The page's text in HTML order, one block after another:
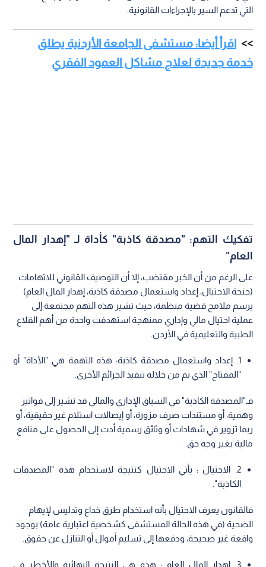
التي تدعم السير بالإجراءات القانونية.
اقرأ أيضا: مستشفى الجامعة الأردنية يطلق
خدمة جديدة لعلاج مشاكل العمود الفقري
تفكيك التهم: "مصدقة كاذبة" كأداة لـ "إهدار المال
العام"
على الرغم من أن الخبر مقتضب، إلا أن التوصيف القانوني للاتهامات
(جنحة الاحتيال، إعداد واستعمال مصدقة كاذبة، إهدار المال العام)
يرسم ملامح قضية منظمة، حيث تشير هذه التهم مجتمعة إلى
عملية احتيال مالي وإداري ممنهجة استهدفت واحدة من أهم القلاع
الطبية والتعليمية في الأردن.
1. إعداد واستعمال مصدقة كاذبة: هذه التهمة هي "الأداة" أو
"المفتاح" الذي تم من خلاله تنفيذ الجرائم الأخرى.
فـ"المصدقة الكاذبة" في السياق الإداري والمالي قد تشير إلى فواتير
وهمية، أو مستندات صرف مزورة، أو إيصالات استلام غير حقيقية، أو
ربما تزوير في شهادات أو وثائق رسمية أدت إلى الحصول على منافع
مالية بغير وجه حق.
2. الاحتيال : يأتي الاحتيال كنتيجة لاستخدام هذه "المصدقات
الكاذبة".
فالقانون يعرف الاحتيال بأنه استخدام طرق خداع وتدليس لإيهام
الضحية (في هذه الحالة المستشفى كشخصية اعتبارية عامة) بوجود
واقعة غير صحيحة، ودفعها إلى تسليم أموال أو التنازل عن حقوق.
3. إهدار المال العام : هذه هي النتيجة النهائية والأخطر في